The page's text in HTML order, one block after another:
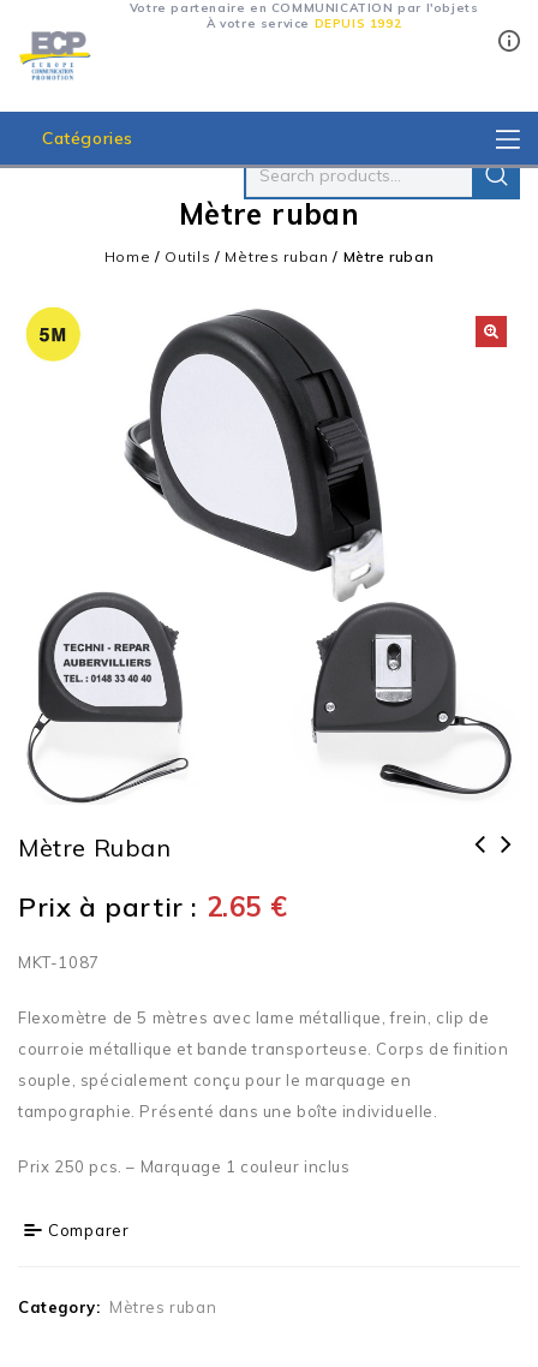
Votre partenaire en COMMUNICATION par l'objets
À votre service DEPUIS 1992
Catégories
Mètre ruban
Home / Outils / Mètres ruban / Mètre ruban
Mètre Ruban
Prix à partir : 2.65 €
MKT-1087
Flexomètre de 5 mètres avec lame métallique, frein, clip de
courroie métallique et bande transporteuse. Corps de finition
souple, spécialement conçu pour le marquage en
tampographie. Présenté dans une boîte individuelle.
Prix 250 pcs. – Marquage 1 couleur inclus
Comparer
Category: Mètres ruban